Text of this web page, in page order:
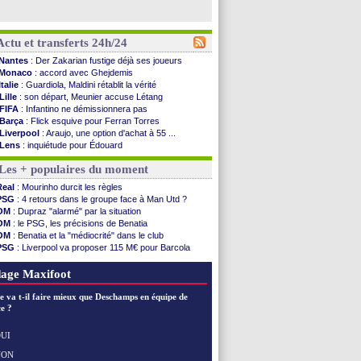
et transferts 24h/24
: Der Zakarian fustige déjà ses joueurs
: accord avec Ghejdemis
: Guardiola, Maldini rétablit la vérité
Lille : son départ, Meunier accuse Létang
FIFA : Infantino ne démissionnera pas
Barça : Flick esquive pour Ferran Torres
Liverpool : Araujo, une option d'achat à 55 ...
Lens : inquiétude pour Édouard
Man Utd: Vitek vendu à Middlesbrough (off.)
PSV : Sano recruté pour 14,5 M€ (officiel)
OM: Coventry pense à Angel Gomes
: Rafel Pol satisfait des progrès
: le Barça vainqueur puis battu
: Calhanoglu prêt à prolonger
: Abdelmonem veut rester
: le classement complet
: les résultats de la soirée
: Nice battu aux tirs au but
: Dupraz "alarmé" par la situation
+ populaires du moment
: Mourinho durcit les règles
: 4 retours dans le groupe face à Man Utd ?
: Dupraz "alarmé" par la situation
: le PSG, les précisions de Benatia
: Benatia et la "médiocrité" dans le club
: Liverpool va proposer 115 M€ pour Barcola
: Côme pousse pour Gouiri
Maxifoot
va t-il faire mieux que Deschamps en équipe de
?